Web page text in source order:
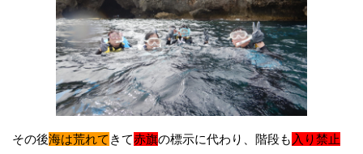
その後海は荒れて きて赤旗の標示に代わり、階段も 入り禁止